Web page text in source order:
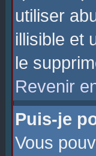
utiliser
illisible et
le
Revenir
Puis-je
Vous